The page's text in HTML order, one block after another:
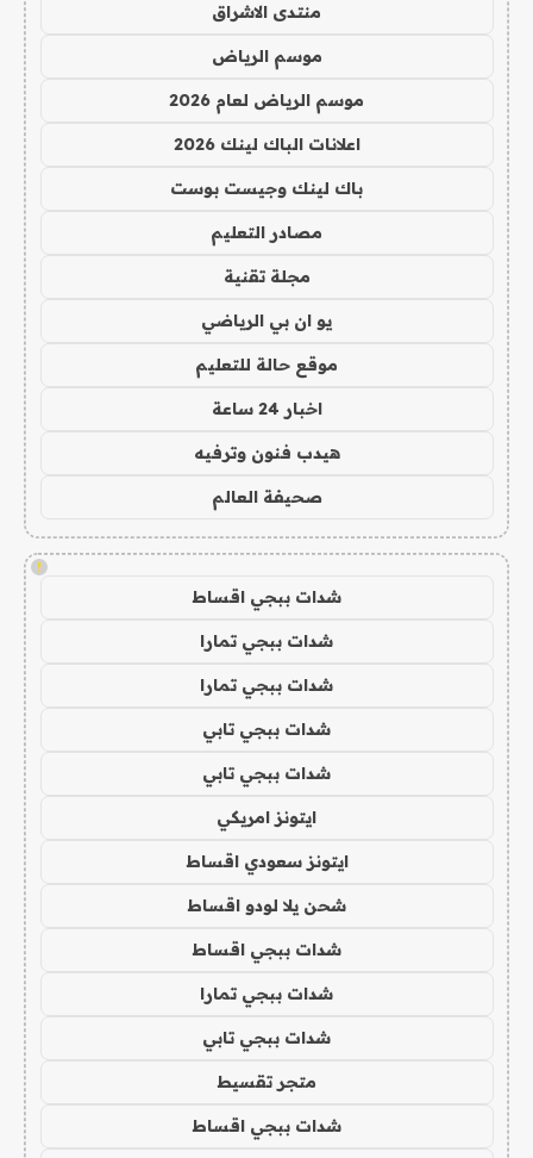
منتدى الاشراق
موسم الرياض
موسم الرياض لعام 2026
اعلانات الباك لينك 2026
باك لينك وجيست بوست
مصادر التعليم
مجلة تقنية
يو ان بي الرياضي
موقع حالة للتعليم
اخبار 24 ساعة
هيدب فنون وترفيه
صحيفة العالم
!
شدات ببجي اقساط
شدات ببجي تمارا
شدات ببجي تمارا
شدات ببجي تابي
شدات ببجي تابي
ايتونز امريكي
ايتونز سعودي اقساط
شحن يلا لودو اقساط
شدات ببجي اقساط
شدات ببجي تمارا
شدات ببجي تابي
متجر تقسيط
شدات ببجي اقساط